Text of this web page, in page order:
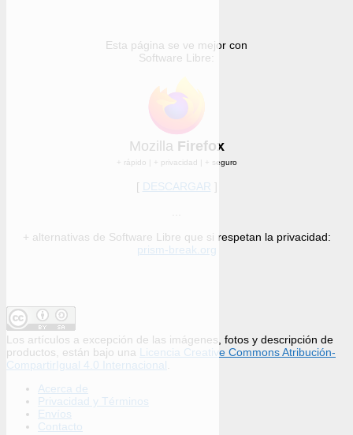
Esta página se ve mejor con
Software Libre:
Mozilla Firefox
+ rápido | + privacidad | + seguro
[ DESCARGAR ]
+ alternativas de Software Libre que si respetan la privacidad:
prism-break.org
Los artículos a excepción de las imágenes, fotos y descripción de
productos, están bajo una Licencia Creative Commons Atribución-
CompartirIgual 4.0 Internacional
Acerca de
Privacidad y Términos
Envíos
Contacto